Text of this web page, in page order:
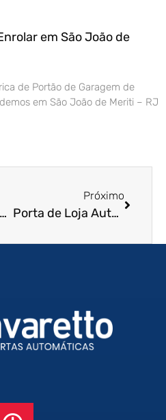
em São João de
de Portão de Garagem de
em São João de Meriti – RJ
Porta de Loja Automática em Lencois Paulista – SP
Próximo
Porta de Loja Automática em Vitoria – ES